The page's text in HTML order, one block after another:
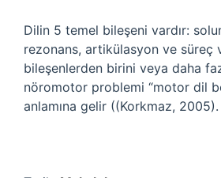
Dilin 5 temel bileşeni vardır:
rezonans, artikülasyon ve süreç
bileşenlerden birini veya daha
nöromotor problemi “motor dil
anlamına gelir ((Korkmaz, 2005).